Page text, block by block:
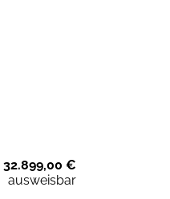
32.899,00 €
ausweisbar